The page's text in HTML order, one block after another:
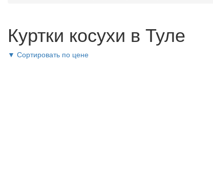
Куртки косухи в Туле
▼ Сортировать по цене